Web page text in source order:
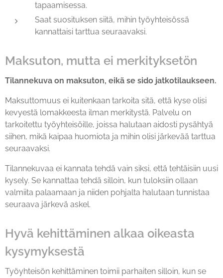
tapaamisessa.
Saat suosituksen siitä, mihin työyhteisössä
kannattaisi tarttua seuraavaksi.
Maksuton, mutta ei merkityksetön
Tilannekuva on maksuton, eikä se sido jatkotilaukseen.
Maksuttomuus ei kuitenkaan tarkoita sitä, että kyse olisi
kevyestä lomakkeesta ilman merkitystä. Palvelu on
tarkoitettu työyhteisöille, joissa halutaan aidosti pysähtyä
siihen, mikä kaipaa huomiota ja mihin olisi järkevää tarttua
seuraavaksi.
Tilannekuvaa ei kannata tehdä vain siksi, että tehtäisiin uusi
kysely. Se kannattaa tehdä silloin, kun tuloksiin ollaan
valmiita palaamaan ja niiden pohjalta halutaan tunnistaa
seuraava järkevä askel.
Hyvä kehittäminen alkaa oikeasta
kysymyksestä
Työyhteisön kehittäminen toimii parhaiten silloin, kun se